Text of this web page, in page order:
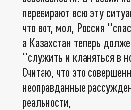
перевирают всю эту
что вот, мол, Россия
а Казахстан теперь
"служить и кланяться в
Считаю, что это
неоправданные
реальности,